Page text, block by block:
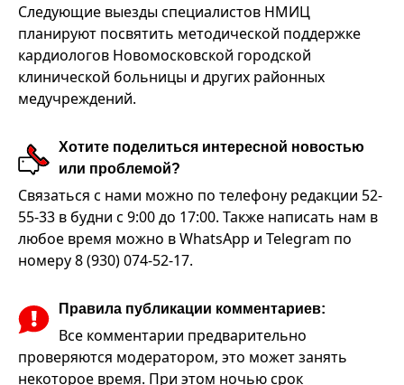
Следующие выезды специалистов НМИЦ
планируют посвятить методической поддержке
кардиологов Новомосковской городской
клинической больницы и других районных
медучреждений.
Хотите поделиться интересной новостью
или проблемой?
Связаться с нами можно по телефону редакции 52-
55-33 в будни с 9:00 до 17:00. Также написать нам в
любое время можно в WhatsApp и Telegram по
номеру 8 (930) 074-52-17.
Правила публикации комментариев:
Все комментарии предварительно
проверяются модератором, это может занять
некоторое время. При этом ночью срок